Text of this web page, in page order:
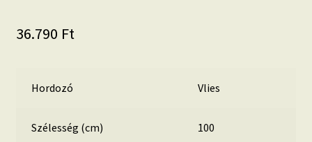
36.790 Ft
Hordozó Vlies
Szélesség (cm) 100